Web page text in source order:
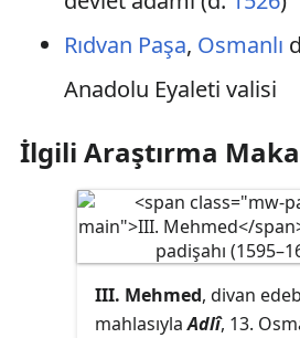
Rıdvan Paşa, Osmanlı
Anadolu Eyaleti valisi
İlgili Araştırma
III. Mehmed, divan
mahlasıylaAdlî, 13.